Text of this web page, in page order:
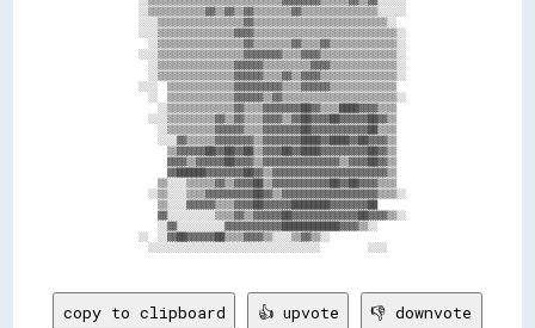
            ░░▒▒▒▒▒▒▒▒▒▒▒▒▓▓▒▒▓▓▒▒▓▓▒▒▒▒▒▒▒▒▓▓▒▒▒▒▒▒▒▒▒▒▒▒▒▒▒▒░░░░░░
            ░░░░▒▒▒▒▒▒▒▒▒▒▒▒▒▒▒▒▒▒▓▓▒▒▒▒▒▒▒▒▒▒▒▒▒▒▒▒▒▒▒▒▒▒▒▒▒▒▒▒░░
            ░░░░▒▒▒▒▒▒▒▒▒▒▒▒▒▒▒▒▓▓▓▓▒▒▒▒▒▒▒▒▒▒▒▒▒▒▒▒▒▒▒▒▒▒▒▒▒▒▒▒▒▒░░
              ░░▒▒▒▒▒▒▒▒▒▒▒▒▒▒▒▒▒▒▓▓▒▒▒▒▒▒▒▒▓▓▒▒▒▒▓▓▒▒▒▒▒▒▒▒▒▒▒▒▒▒░░
            ░░░░▒▒▒▒▒▒▒▒▒▒▒▒▒▒▒▒▒▒▓▓▓▓▓▓▓▓▒▒▒▒▓▓▓▓▒▒▒▒▒▒▒▒▒▒▒▒▒▒▒▒░░
              ░░▒▒▒▒▒▒▒▒▒▒▒▒▒▒▒▒▓▓▓▓▓▓▒▒▒▒▒▒▒▒▒▒▓▓▓▓▒▒▒▒▒▒▒▒▒▒▒▒▒▒░░
              ░░▒▒▒▒▒▒▒▒▒▒▒▒▒▒▒▒▓▓▓▓▓▓▒▒▒▒▓▓▒▒▓▓▓▓▒▒▒▒▒▒▒▒▒▒▒▒▒▒▒▒░░
            ░░░░  ▒▒▒▒▒▒▒▒▒▒▒▒▒▒▓▓▓▓▓▓▓▓▓▓▒▒▒▒▓▓▓▓▓▓▒▒▒▒▒▒▒▒▒▒▒▒▒▒
              ░░  ▒▒▒▒▒▒▒▒▒▒▒▒▒▒▓▓▓▓▓▓▒▒▓▓▒▒▒▒▒▒▒▒▒▒▒▒▒▒▒▒▒▒▒▒▒▒▒▒░░
                ░░▒▒▒▒▒▒▒▒▒▒▒▒▒▒▓▓▒▒▒▒▓▓▓▓▓▓▓▓██▓▓▒▒▒▒████▓▓▓▓▒▒▒▒
              ░░░░▒▒▒▒▒▒▒▒▒▒▓▓▒▒▓▓▒▒▒▒▓▓▓▓▒▒▓▓██▓▓▓▓██▓▓▓▓▓▓██▓▓▒▒
                ░░▒▒▒▒▒▒▒▒▒▒▓▓▓▓▓▓▒▒▒▒▓▓▓▓▓▓▓▓██▓▓▓▓▓▓▓▓▓▓▓▓██▒▒▒▒
                ░░░░▓▓▒▒▒▒▒▒▓▓▓▓▓▓▓▓▒▒▓▓▓▓▓▓▓▓████▓▓████▓▓██▓▓▓▓▒▒
                  ▒▒▓▓▓▓▓▓██▓▓██▓▓██▒▒▓▓▓▓██▓▓████▓▓▓▓▓▓▓▓▓▓██▓▓▒▒
                  ▓▓▓▓▒▒▓▓▓▓▓▓██▓▓▓▓▒▒▓▓▓▓▓▓▓▓▓▓▓▓▓▓▓▓▒▒▓▓▓▓██▓▓▒▒
                  ▓▓██████▓▓▓▓▓▓▓▓██▓▓▒▒▓▓▓▓▓▓▓▓▓▓▓▓▓▓▓▓▓▓▓▓▓▓▓▓▒▒
                ▒▒░░░░▒▒▒▒▒▒▓▓▒▒▓▓▓▓██▒▒▓▓▓▓▓▓▓▓▓▓▓▓██▓▓██▓▓▓▓▒▒▒▒
              ░░▒▒░░░░▒▒▒▒▓▓▓▓▓▓▓▓▓▓██▓▓▒▒▓▓▓▓▓▓▓▓▓▓▓▓▓▓▓▓▓▓▓▓▒▒▒▒░░
                ▒▒░░░░▓▓▓▓▓▓▒▒▒▒▓▓▓▓██▓▓▓▓▓▓████████▓▓▓▓▓▓▓▓██
                ▓▓░░░░░░░░░░▒▒▒▒▓▓▒▒▓▓▓▓▓▓██▓▓▓▓▓▓▓▓▓▓▓▓▓▓██▓▓▓▓▒▒░░
                ░░▓▓░░░░░░░░░░▓▓▓▓▓▓▓▓▓▓▓▓████████████▓▓▓▓▒▒░░
            ░░  ░░▓▓██▓▓▓▓▓▓██▒▒▒▒▓▓▓▓▒▒░░░░▒▒▓▓▒▒░░
              ░░░░░░░░░░░░░░░░░░░░░░░░░░░░░░░░░░░░          ░░░░
copy to clipboard 👍 upvote 👎 downvote